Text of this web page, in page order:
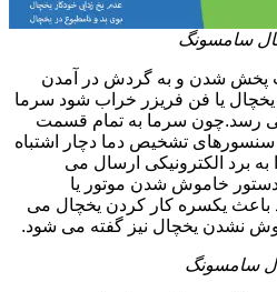
سامسونگ
پخش شدن و به گردش در آمدن
یا فن فریزر خراب شود سرما
رسد.چون سرما به تمام قسمت
تشخیص دما دچار اشتباه
برد الکترونیکی ارسال می
دستور خاموش شدن موتور یا
باعث یکسره کار کردن یخچال می
نشدن یخچال نیز گفته می شود.
سامسونگ